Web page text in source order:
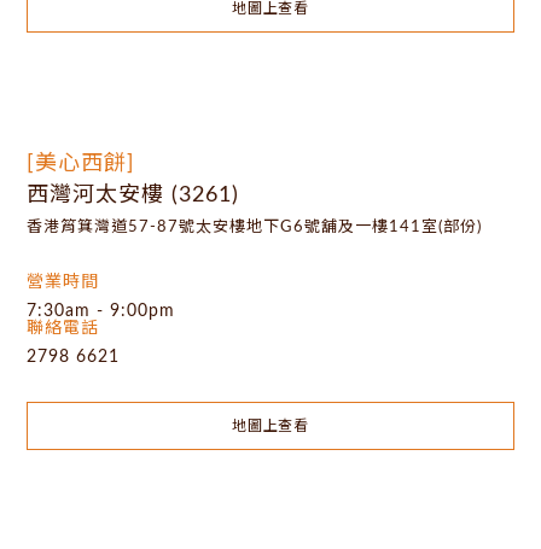
地圖上查看
[美心西餅]
西灣河太安樓 (3261)
香港筲箕灣道57-87號太安樓地下G6號舖及一樓141室(部份)
營業時間
7:30am - 9:00pm
聯絡電話
2798 6621
地圖上查看